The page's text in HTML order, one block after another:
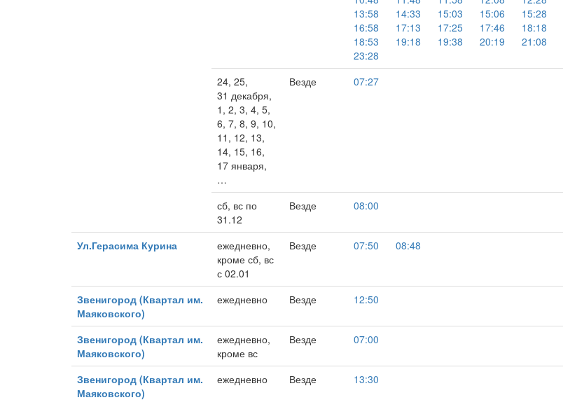
13:58
14:33 15:03 15:06 15:28
16:58
17:13 17:25 17:46 18:18
18:53
19:18 19:38 20:19 21:08
23:28
24, 25,
31 декабря,
1, 2, 3, 4, 5,
6, 7, 8, 9, 10,
11, 12, 13,
14, 15, 16,
17 января,
…
Везде 07:27
сб, вс по
31.12
Везде 08:00
Ул.Герасима Курина
ежедневно,
кроме сб, вс
с 02.01
Везде 07:50 08:48
Звенигород (Квартал им.
Маяковского)
ежедневно Везде 12:50
Звенигород (Квартал им.
Маяковского)
ежедневно,
кроме вс
Везде 07:00
Звенигород (Квартал им.
Маяковского)
ежедневно Везде 13:30